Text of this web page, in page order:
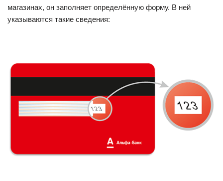
магазинах, он заполняет определённую форму. В ней
указываются такие сведения: